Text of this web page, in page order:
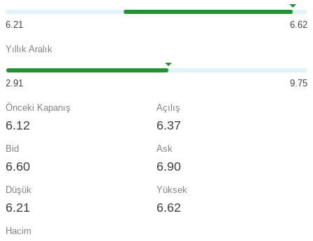
6.21 6.62
Yıllık Aralık
2.91 9.75
Önceki Kapanış
6.12
Açılış
6.37
Bid
6.60
Ask
6.90
Düşük
6.21
Yüksek
6.62
Hacim